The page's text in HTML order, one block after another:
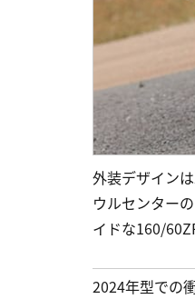
外装デザイン
ウルセンター
イドな160/
2024年型での